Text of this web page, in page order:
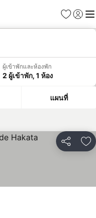
รายการโป
เข้าสู่ร
เมนู
ผู้เข้าพักและห้องพัก
2 ผู้เข้าพัก, 1 ห้อง
แผนที่
แชร์ เ